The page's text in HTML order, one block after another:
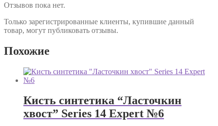
Отзывов пока нет.
Только зарегистрированные клиенты, купившие данный
товар, могут публиковать отзывы.
Похожие
Кисть синтетика “Ласточкин
хвост” Series 14 Expert №6